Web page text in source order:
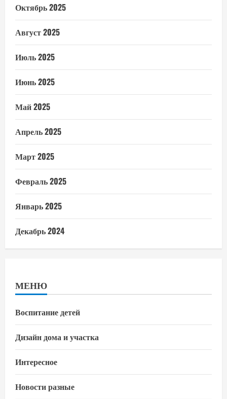
Октябрь 2025
Август 2025
Июль 2025
Июнь 2025
Май 2025
Апрель 2025
Март 2025
Февраль 2025
Январь 2025
Декабрь 2024
МЕНЮ
Воспитание детей
Дизайн дома и участка
Интересное
Новости разные